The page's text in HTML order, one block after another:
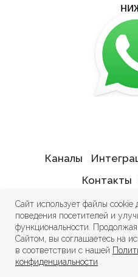
Информация о
в
ChatPush — программное
Каналы
Контакты
Сайт использует файлы cookie
поведения посетителей и
функциональности. Продолжая
Сайтом, вы соглашаетесь на
в соответствии с нашей
конфиденциальности